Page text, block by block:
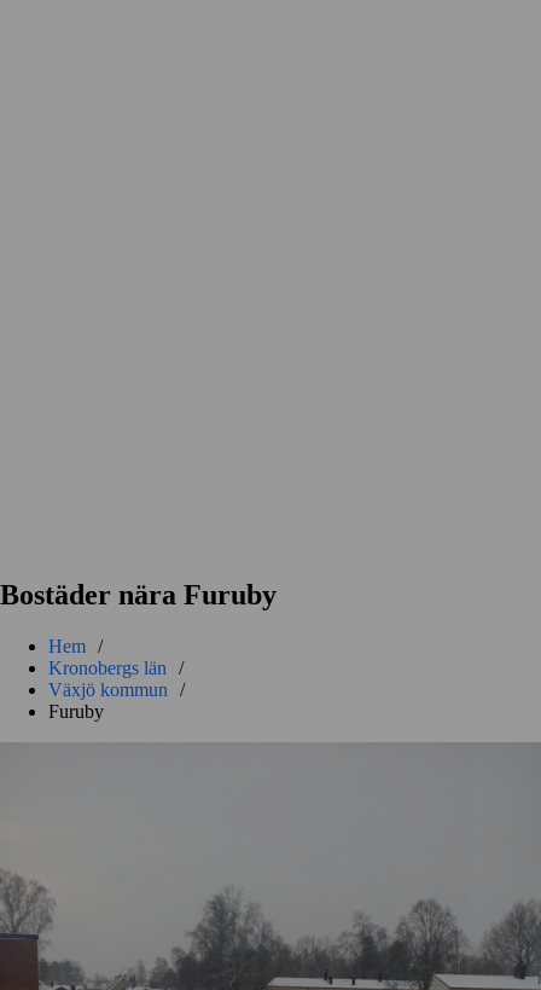
Bostäder nära Furuby
Hem /
Kronobergs län
/
Växjö kommun
/
Furuby